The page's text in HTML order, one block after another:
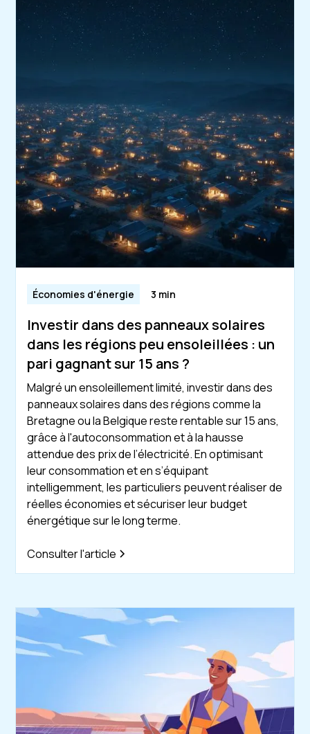
Économies d'énergie 3 min
Investir dans des panneaux solaires
dans les régions peu ensoleillées : un
pari gagnant sur 15 ans ?
Malgré un ensoleillement limité, investir dans des
panneaux solaires dans des régions comme la
Bretagne ou la Belgique reste rentable sur 15 ans,
grâce à l'autoconsommation et à la hausse
attendue des prix de l’électricité. En optimisant
leur consommation et en s’équipant
intelligemment, les particuliers peuvent réaliser de
réelles économies et sécuriser leur budget
énergétique sur le long terme.
Consulter l'article